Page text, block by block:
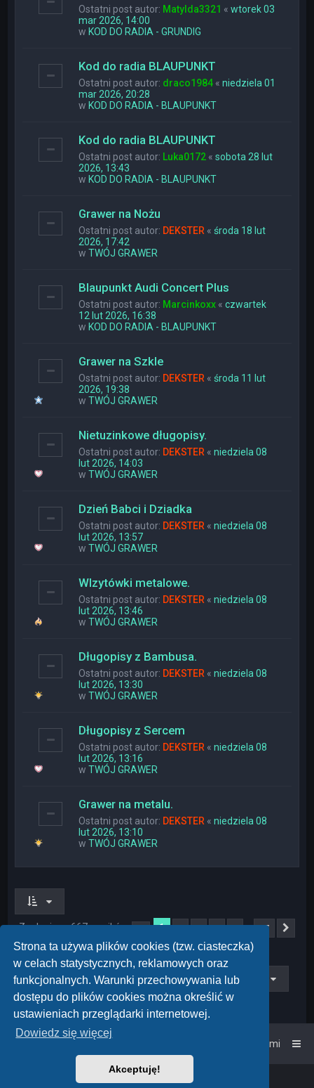
Strona ta używa plików cookies (tzw. ciasteczka)
w celach statystycznych, reklamowych oraz
funkcjonalnych. Warunki przechowywania lub
dostępu do plików cookies można określić w
ustawieniach przeglądarki internetowej.
Dowiedz się więcej
Akceptuję!
Ostatni post autor: Matylda3321 «wtorek 03
mar 2026, 14:00
w KOD DO RADIA - GRUNDIG
Kod do radia BLAUPUNKT
Ostatni post autor: draco1984 «niedziela 01
mar 2026, 20:28
w KOD DO RADIA - BLAUPUNKT
Kod do radia BLAUPUNKT
Ostatni post autor: Luka0172 «sobota 28 lut
2026, 13:43
w KOD DO RADIA - BLAUPUNKT
Grawer na Nożu
Ostatni post autor: DEKSTER «środa 18 lut
2026, 17:42
wTWÓJ GRAWER
Blaupunkt Audi Concert Plus
Ostatni post autor: Marcinkoxx «czwartek
12 lut 2026, 16:38
w KOD DO RADIA - BLAUPUNKT
Grawer na Szkle
Ostatni post autor: DEKSTER «środa 11 lut
2026, 19:38
wTWÓJ GRAWER
Nietuzinkowe długopisy.
Ostatni post autor: DEKSTER «niedziela 08
lut 2026, 14:03
wTWÓJ GRAWER
Dzień Babci i Dziadka
Ostatni post autor: DEKSTER «niedziela 08
lut 2026, 13:57
wTWÓJ GRAWER
WIzytówki metalowe.
Ostatni post autor: DEKSTER «niedziela 08
lut 2026, 13:46
wTWÓJ GRAWER
Długopisy z Bambusa.
Ostatni post autor: DEKSTER «niedziela 08
lut 2026, 13:30
wTWÓJ GRAWER
Długopisy z Sercem
Ostatni post autor: DEKSTER «niedziela 08
lut 2026, 13:16
wTWÓJ GRAWER
Grawer na metalu.
Ostatni post autor: DEKSTER «niedziela 08
lut 2026, 13:10
wTWÓJ GRAWER
Znaleziono 667 wyników 1 2 3 4 5 … 27
Przejdź do
Kontakt z nami
phpBB
PlanetStyles